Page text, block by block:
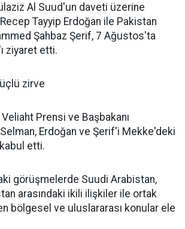
Al Suud'un daveti üzerine
Tayyip Erdoğan ile Pakistan
Şahbaz Şerif, 7 Ağustos'ta
ziyaret etti.
zirve
Prensi ve Başbakanı
Erdoğan ve Şerif'i Mekke'deki
etti.
görüşmelerde Suudi Arabistan,
arasındaki ikili ilişkiler ile ortak
bölgesel ve uluslararası konular ele